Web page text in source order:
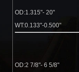
OD:1.315"- 20"
WT:0.133"-0.500"
OD:2 7/8"- 6 5/8"